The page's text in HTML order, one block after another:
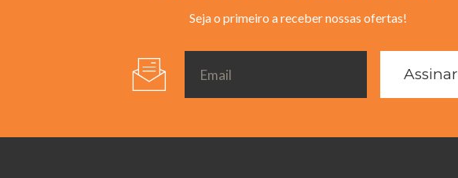
Seja o primeiro a receber nossas ofertas!
Assinar